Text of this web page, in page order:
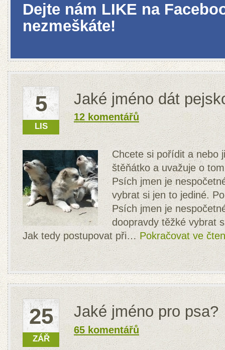
Dejte nám LIKE na
nezmeškáte!
5
LIS
Jaké jméno dát
12 komentářů
Chcete si pořídit a nebo
štěňátko a uvažuje o
Psích jmen je
vybrat si jen to jediné.
Psích jmen je
doopravdy těžké vybrat
Jak tedy postupovat při… Pokračovat ve
25
ZÁŘ
Jaké jméno pro psa?
65 komentářů